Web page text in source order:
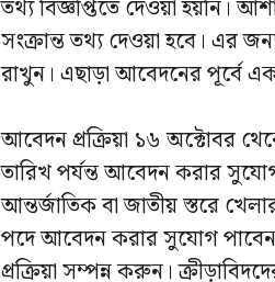
তথ্য বিজ্ঞপ্তিতে দেওয়া হয়নি।
সংক্রান্ত তথ্য দেওয়া হবে। এর
রাখুন। এছাড়া আবেদনের পূর্বে
আবেদন প্রক্রিয়া ১৬ অক্টোবর
তারিখ পর্যন্ত আবেদন করার
আন্তর্জাতিক বা জাতীয় স্তরে
পদে আবেদন করার সুযোগ পাবেন।
প্রক্রিয়া সম্পন্ন করুন।